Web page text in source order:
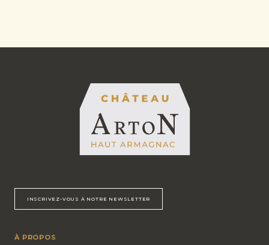
INSCRIVEZ-VOUS À NOTRE NEWSLETTER
À PROPOS